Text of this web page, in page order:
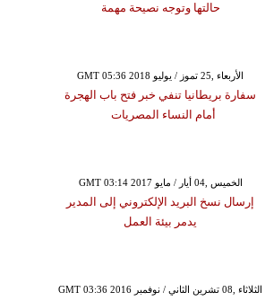
حالتها وتوجه نصيحة مهمة
GMT 05:36 2018 الأربعاء ,25 تموز / يوليو
سفارة بريطانيا تنفي خبر فتح باب الهجرة
أمام النساء المصريات
GMT 03:14 2017 الخميس ,04 أيار / مايو
إرسال نسخ البريد الإلكتروني إلى المدير
يدمر بيئة العمل
GMT 03:36 2016 الثلاثاء ,08 تشرين الثاني / نوفمبر